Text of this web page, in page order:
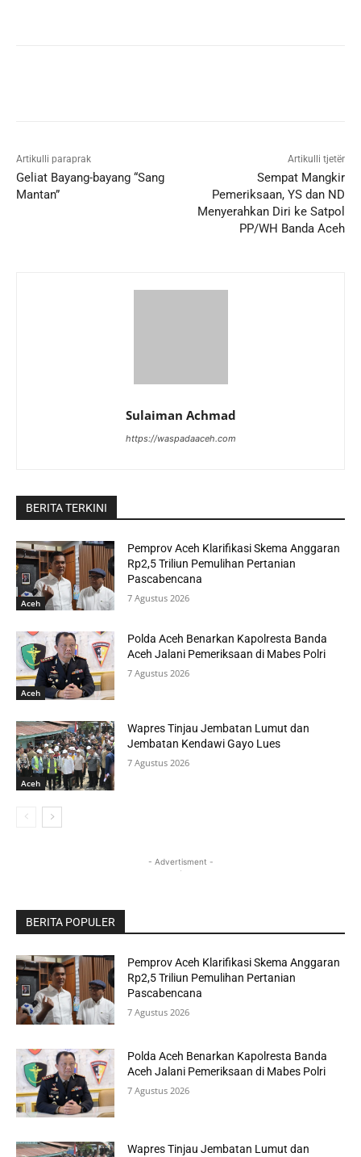
Artikulli paraprak
Geliat Bayang-bayang “Sang
Mantan”
Artikulli tjetër
Sempat Mangkir
Pemeriksaan, YS dan ND
Menyerahkan Diri ke Satpol
PP/WH Banda Aceh
Sulaiman Achmad
https://waspadaaceh.com
BERITA TERKINI
Aceh
Pemprov Aceh Klarifikasi Skema Anggaran
Rp2,5 Triliun Pemulihan Pertanian
Pascabencana
7 Agustus 2026
Aceh
Polda Aceh Benarkan Kapolresta Banda
Aceh Jalani Pemeriksaan di Mabes Polri
7 Agustus 2026
Aceh
Wapres Tinjau Jembatan Lumut dan
Jembatan Kendawi Gayo Lues
7 Agustus 2026
- Advertisment -
BERITA POPULER
Pemprov Aceh Klarifikasi Skema Anggaran
Rp2,5 Triliun Pemulihan Pertanian
Pascabencana
7 Agustus 2026
Polda Aceh Benarkan Kapolresta Banda
Aceh Jalani Pemeriksaan di Mabes Polri
7 Agustus 2026
Wapres Tinjau Jembatan Lumut dan